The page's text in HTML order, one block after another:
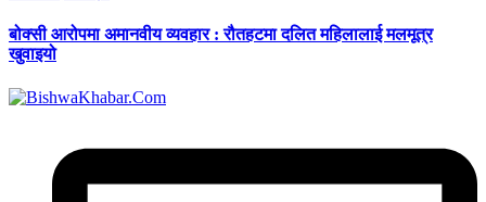
बोक्सी आरोपमा अमानवीय व्यवहार : रौतहटमा दलित महिलालाई मलमूत्र
खुवाइयो